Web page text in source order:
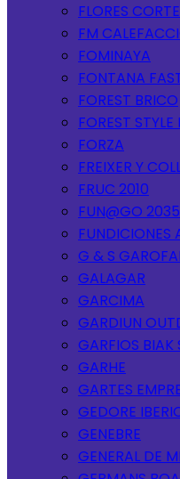
FLORES
FM
FOMINAYA
FONTANA
FOREST BRICO
FOREST STYLE
FORZA
FREIXER Y
FRUC 2010
FUN@GO 2035
FUNDICIONES
G & S
GALAGAR
GARCIMA
GARDIUN
GARFIOS BIAK
GARHE
GARTES
GEDORE
GENEBRE
GENERAL DE